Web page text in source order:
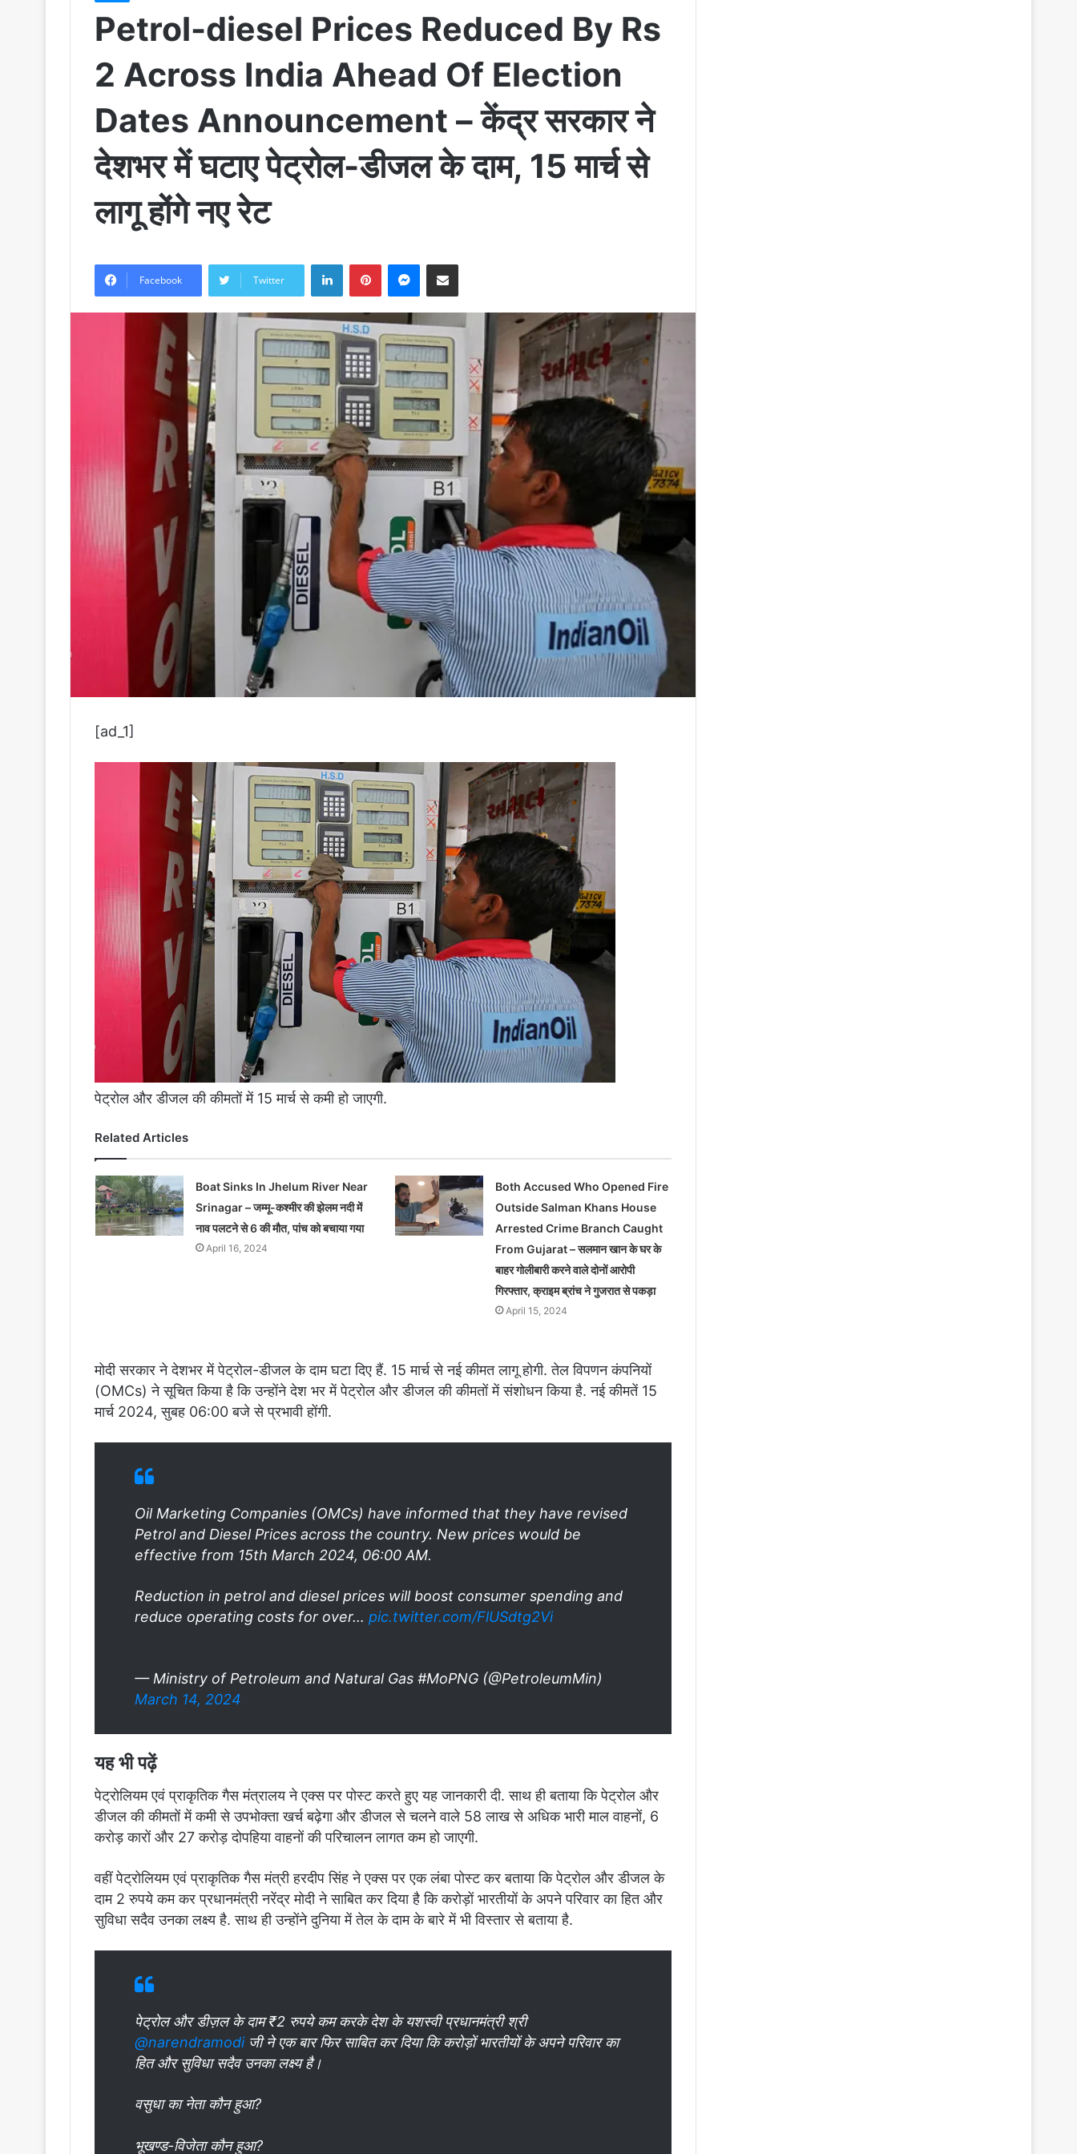
Petrol-diesel Prices Reduced By Rs
2 Across India Ahead Of Election
Dates Announcement – केंद्र सरकार ने
देशभर में घटाए पेट्रोल-डीजल के दाम, 15 मार्च से
लागू होंगे नए रेट
Facebook Twitter
[ad_1]
पेट्रोल और डीजल की कीमतों में 15 मार्च से कमी हो जाएगी.
Related Articles
Boat Sinks In Jhelum River Near
Srinagar – जम्मू-कश्मीर की झेलम नदी में
नाव पलटने से 6 की मौत, पांच को बचाया गया
April 16, 2024
Both Accused Who Opened Fire
Outside Salman Khans House
Arrested Crime Branch Caught
From Gujarat – सलमान खान के घर के
बाहर गोलीबारी करने वाले दोनों आरोपी
गिरफ्तार, क्राइम ब्रांच ने गुजरात से पकड़ा
April 15, 2024
मोदी सरकार ने देशभर में पेट्रोल-डीजल के दाम घटा दिए हैं. 15 मार्च से नई कीमत लागू होगी. तेल विपणन कंपनियों
(OMCs) ने सूचित किया है कि उन्होंने देश भर में पेट्रोल और डीजल की कीमतों में संशोधन किया है. नई कीमतें 15
मार्च 2024, सुबह 06:00 बजे से प्रभावी होंगी.
Oil Marketing Companies (OMCs) have informed that they have revised
Petrol and Diesel Prices across the country. New prices would be
effective from 15th March 2024, 06:00 AM.
Reduction in petrol and diesel prices will boost consumer spending and
reduce operating costs for over… pic.twitter.com/FlUSdtg2Vi
— Ministry of Petroleum and Natural Gas #MoPNG (@PetroleumMin)
March 14, 2024
यह भी पढ़ें
पेट्रोलियम एवं प्राकृतिक गैस मंत्रालय ने एक्स पर पोस्ट करते हुए यह जानकारी दी. साथ ही बताया कि पेट्रोल और
डीजल की कीमतों में कमी से उपभोक्ता खर्च बढ़ेगा और डीजल से चलने वाले 58 लाख से अधिक भारी माल वाहनों, 6
करोड़ कारों और 27 करोड़ दोपहिया वाहनों की परिचालन लागत कम हो जाएगी.
वहीं पेट्रोलियम एवं प्राकृतिक गैस मंत्री हरदीप सिंह ने एक्स पर एक लंबा पोस्ट कर बताया कि पेट्रोल और डीजल के
दाम 2 रुपये कम कर प्रधानमंत्री नरेंद्र मोदी ने साबित कर दिया है कि करोड़ों भारतीयों के अपने परिवार का हित और
सुविधा सदैव उनका लक्ष्य है. साथ ही उन्होंने दुनिया में तेल के दाम के बारे में भी विस्तार से बताया है.
पेट्रोल और डीज़ल के दाम ₹2 रुपये कम करके देश के यशस्वी प्रधानमंत्री श्री
@narendramodiजी ने एक बार फिर साबित कर दिया कि करोड़ों भारतीयों के अपने परिवार का
हित और सुविधा सदैव उनका लक्ष्य है।
वसुधा का नेता कौन हुआ?
भूखण्ड-विजेता कौन हुआ?